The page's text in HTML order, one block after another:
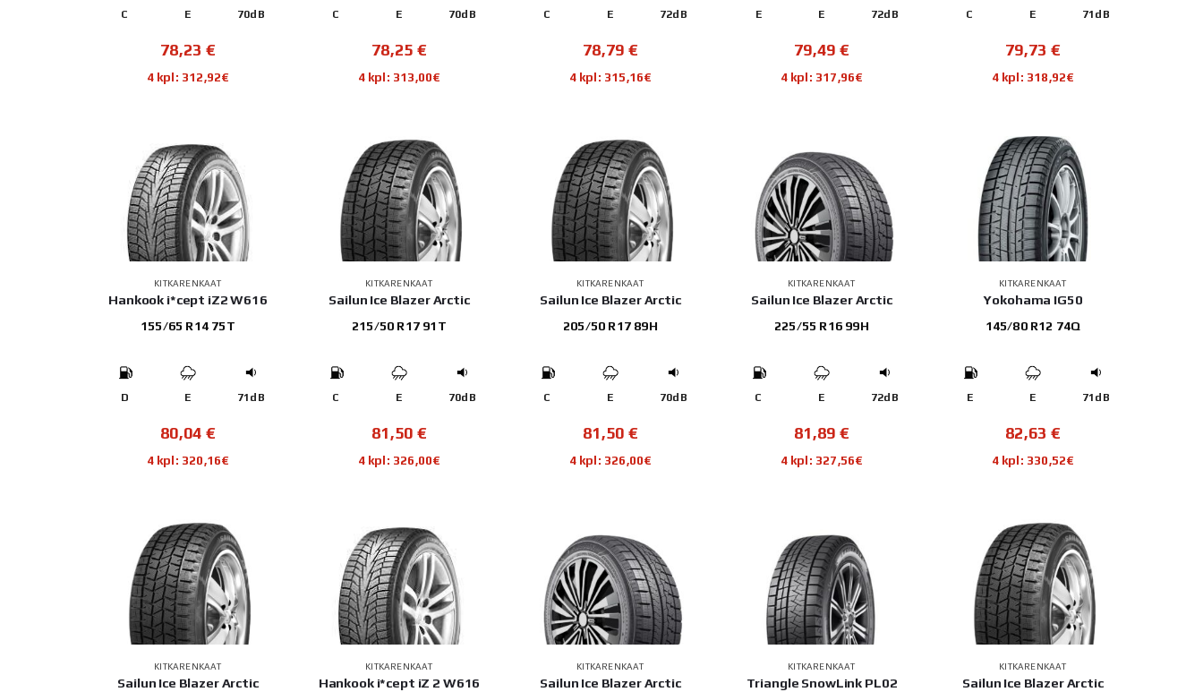
C E 70dB
78,23 €
4 kpl: 312,92€
C E 70dB
78,25 €
4 kpl: 313,00€
C E 72dB
78,79 €
4 kpl: 315,16€
E E 72dB
79,49 €
4 kpl: 317,96€
C E 71dB
79,73 €
4 kpl: 318,92€
KITKARENKAAT
Hankook i*cept iZ2 W616
155/65 R14 75T
D E 71dB
80,04 €
4 kpl: 320,16€
KITKARENKAAT
Sailun Ice Blazer Arctic
215/50 R17 91T
C E 70dB
81,50 €
4 kpl: 326,00€
KITKARENKAAT
Sailun Ice Blazer Arctic
205/50 R17 89H
C E 70dB
81,50 €
4 kpl: 326,00€
KITKARENKAAT
Sailun Ice Blazer Arctic
225/55 R16 99H
C E 72dB
81,89 €
4 kpl: 327,56€
KITKARENKAAT
Yokohama IG50
145/80 R12 74Q
E E 71dB
82,63 €
4 kpl: 330,52€
KITKARENKAAT
Sailun Ice Blazer Arctic
KITKARENKAAT
Hankook i*cept iZ 2 W616
KITKARENKAAT
Sailun Ice Blazer Arctic
KITKARENKAAT
Triangle SnowLink PL02
KITKARENKAAT
Sailun Ice Blazer Arctic